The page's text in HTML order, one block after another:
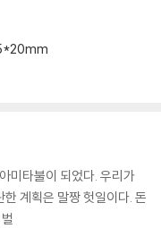
미타불이 되었다. 우리가
계획은 말짱 헛일이다. 돈